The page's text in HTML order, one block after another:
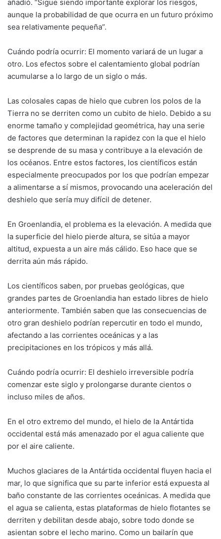
añadió. “Sigue siendo importante explorar los riesgos,
aunque la probabilidad de que ocurra en un futuro próximo
sea relativamente pequeña”.
Cuándo podría ocurrir: El momento variará de un lugar a
otro. Los efectos sobre el calentamiento global podrían
acumularse a lo largo de un siglo o más.
Las colosales capas de hielo que cubren los polos de la
Tierra no se derriten como un cubito de hielo. Debido a su
enorme tamaño y complejidad geométrica, hay una serie
de factores que determinan la rapidez con la que el hielo
se desprende de su masa y contribuye a la elevación de
los océanos. Entre estos factores, los científicos están
especialmente preocupados por los que podrían empezar
a alimentarse a sí mismos, provocando una aceleración del
deshielo que sería muy difícil de detener.
En Groenlandia, el problema es la elevación. A medida que
la superficie del hielo pierde altura, se sitúa a mayor
altitud, expuesta a un aire más cálido. Eso hace que se
derrita aún más rápido.
Los científicos saben, por pruebas geológicas, que
grandes partes de Groenlandia han estado libres de hielo
anteriormente. También saben que las consecuencias de
otro gran deshielo podrían repercutir en todo el mundo,
afectando a las corrientes oceánicas y a las
precipitaciones en los trópicos y más allá.
Cuándo podría ocurrir: El deshielo irreversible podría
comenzar este siglo y prolongarse durante cientos o
incluso miles de años.
En el otro extremo del mundo, el hielo de la Antártida
occidental está más amenazado por el agua caliente que
por el aire caliente.
Muchos glaciares de la Antártida occidental fluyen hacia el
mar, lo que significa que su parte inferior está expuesta al
baño constante de las corrientes oceánicas. A medida que
el agua se calienta, estas plataformas de hielo flotantes se
derriten y debilitan desde abajo, sobre todo donde se
asientan sobre el lecho marino. Como un bailarín que